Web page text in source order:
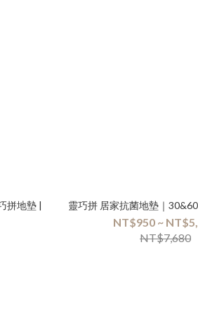
拼地墊 |
靈巧拼 居家抗菌地墊｜
NT$950 ~
NT$7,680